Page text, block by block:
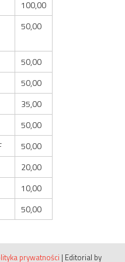
100,00
50,00
50,00
50,00
35,00
50,00
50,00
20,00
10,00
50,00
prywatności | Editorial by